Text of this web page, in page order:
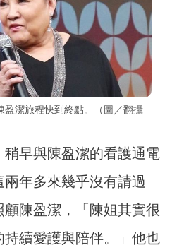
盈潔旅程快到終點。（圖／翻攝
早與陳盈潔的看護通電
年多來幾乎沒有請過
陳盈潔，「陳姐其實很
續愛護與陪伴。」他也